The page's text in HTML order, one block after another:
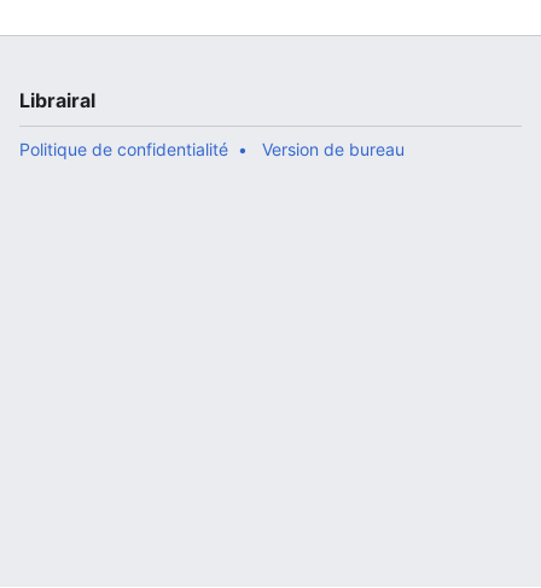
Librairal
Politique de confidentialité Version de bureau